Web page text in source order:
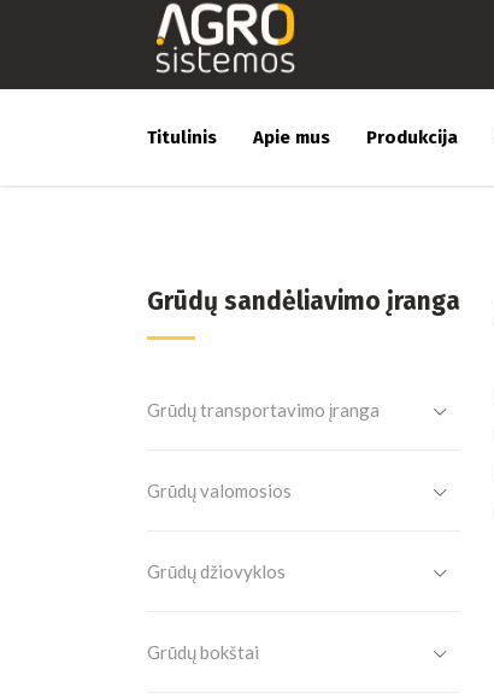
Titulinis Apie mus Produkcija
Grūdų sandėliavimo įranga
Grūdų transportavimo įranga
Grūdų valomosios
Grūdų džiovyklos
Grūdų bokštai